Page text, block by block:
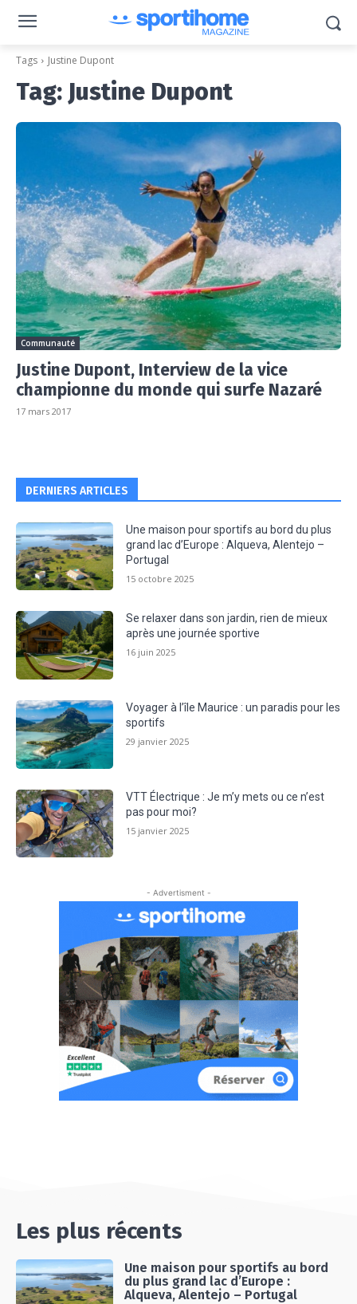
Tags Justine Dupont
Tag: Justine Dupont
Communauté
Justine Dupont, Interview de la vice
championne du monde qui surfe Nazaré
17 mars 2017
DERNIERS ARTICLES
Une maison pour sportifs au bord du plus
grand lac d’Europe : Alqueva, Alentejo –
Portugal
15 octobre 2025
Se relaxer dans son jardin, rien de mieux
après une journée sportive
16 juin 2025
Voyager à l’île Maurice : un paradis pour les
sportifs
29 janvier 2025
VTT Électrique : Je m’y mets ou ce n’est
pas pour moi?
15 janvier 2025
- Advertisment -
Les plus récents
Une maison pour sportifs au bord
du plus grand lac d’Europe :
Alqueva, Alentejo – Portugal